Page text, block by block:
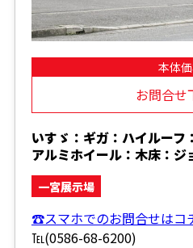
本体
お問合せ
いすゞ：ギガ：ハイルーフ
アルミホイール：木床：ジ
一宮展示場
☎スマホでのお問合せはコ
℡(0586-68-6200)